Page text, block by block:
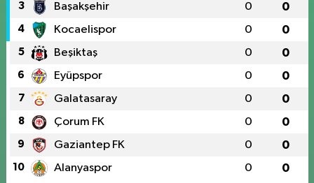
3 Başakşehir 0 0
4 Kocaelispor 0 0
5 Beşiktaş 0 0
6 Eyüpspor 0 0
7 Galatasaray 0 0
8 Çorum FK 0 0
9 Gaziantep FK 0 0
10 Alanyaspor 0 0